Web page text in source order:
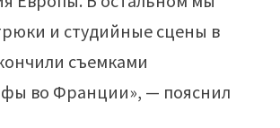
и студийные сцены в
съемками
во Франции», — пояснил